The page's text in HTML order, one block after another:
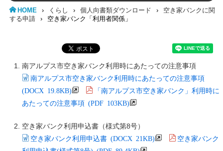
HOME › くらし › 個人向書類ダウンロード ›
空き家バンクに関
する申請
› 空き家バンク「利用者関係」
南アルプス市空き家バンク利用時にあたっての注意事項
南アルプス市空き家バンク利用時にあたっての注意事項
(DOCX 19.8KB)
「南アルプス市空き家バンク」利用時に
あたっての注意事項 (PDF 103KB)
空き家バンク利用申込書（様式第8号）
空き家バンク利用申込書 (DOCX 21KB)
空き家バンク